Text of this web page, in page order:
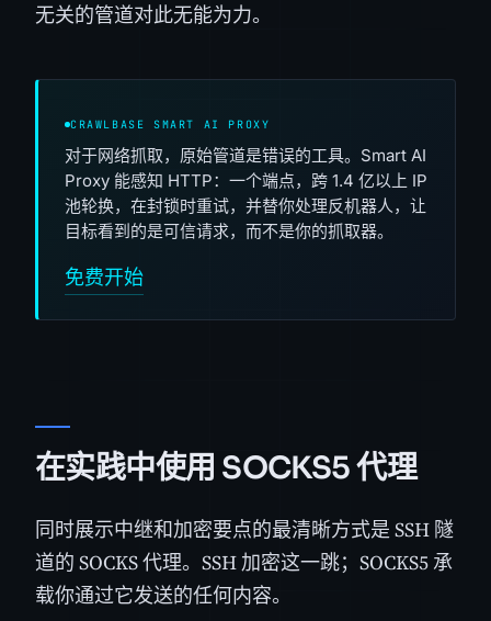
无关的管道对此无能为力。
CRAWLBASE SMART AI PROXY
对于网络抓取，原始管道是错误的工具。Smart AI
Proxy 能感知 HTTP：一个端点，跨 1.4 亿以上 IP
池轮换，在封锁时重试，并替你处理反机器人，让
目标看到的是可信请求，而不是你的抓取器。
免费开始
在实践中使用 SOCKS5 代理
同时展示中继和加密要点的最清晰方式是 SSH 隧
道的 SOCKS 代理。SSH 加密这一跳；SOCKS5 承
载你通过它发送的任何内容。